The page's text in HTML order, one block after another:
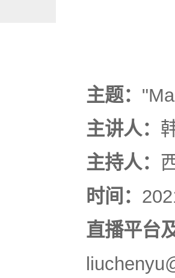
主题：
主讲人：
主持人：
时间：
直播平台